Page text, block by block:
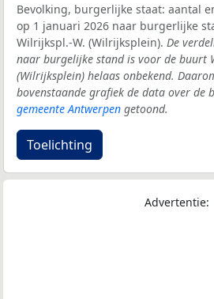
Bevolking, burgerlijke staat: aantal
op 1 januari 2026 naar burgerlijke
Wilrijkspl.-W. (Wilrijksplein). De
naar burgelijke stand is voor de buurt
(Wilrijksplein) helaas onbekend.
bovenstaande grafiek de data over de
gemeente Antwerpen getoond.
Toelichting
Advertentie: